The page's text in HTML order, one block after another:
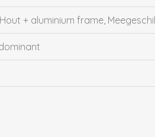
+ aluminium frame,